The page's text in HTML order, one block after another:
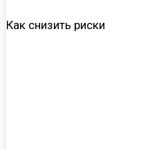
Как снизить риски